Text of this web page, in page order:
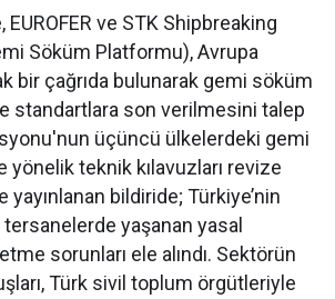
ve STK Shipbreaking
Söküm Platformu), Avrupa
bir çağrıda bulunarak gemi söküm
standartlara son verilmesini talep
üçüncü ülkelerdeki gemi
teknik kılavuzları revize
bildiride; Türkiye’nin
yaşanan yasal
sorunları ele alındı. Sektörün
Türk sivil toplum örgütleriyle